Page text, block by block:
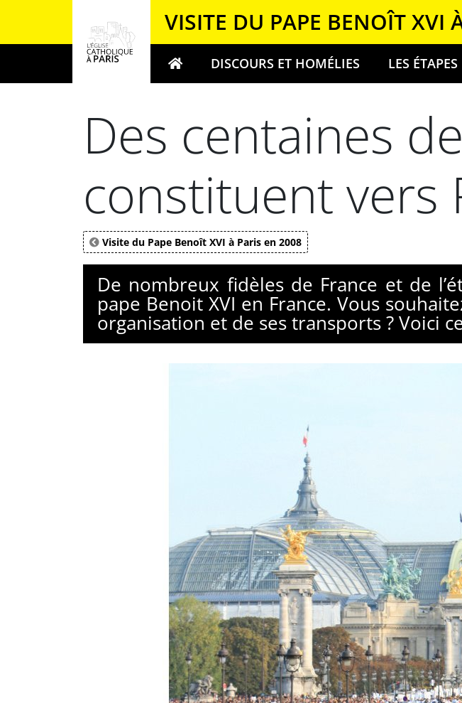
VISITE DU PAPE BENOÎT XVI
Votre rechercheDISCOURS ET HOMÉLIES LES ÉTAPES
Des centaines
constituent vers
Visite du Pape Benoît XVI à Paris en 2008
De nombreux fidèles de France et de
pape Benoit XVI en France. Vous
organisation et de ses transports ? Voici